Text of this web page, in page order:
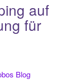
auf
für
Blog